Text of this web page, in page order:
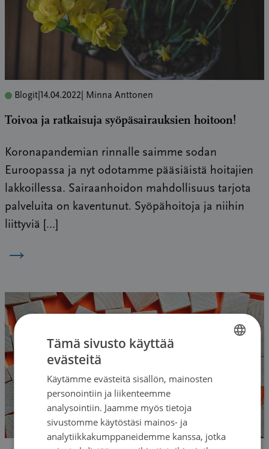
Blogit 14.04.2022 | Minna Anttonen
Toivoa ja ratkaisuja syöpäsairauksien hoitoon!
Koronapandemian rinnalle saimme sodan
Euroopassa ja nyt odotamme pääsiäistä hoitajien
lakkoillessa. Sairaanhoidon mahdollisuus tarjota
palveluita on kaventunut. Syöpähoitoja ja niihin
liittyviä […]
→
SWEDISH
Tämä sivusto käyttää
evästeitä
Käytämme evästeitä sisällön, mainosten
personointiin ja liikenteemme
analysointiin. Jaamme myös tietoja
sivustomme käytöstäsi mainos- ja
analytiikkakumppaneidemme kanssa, jotka